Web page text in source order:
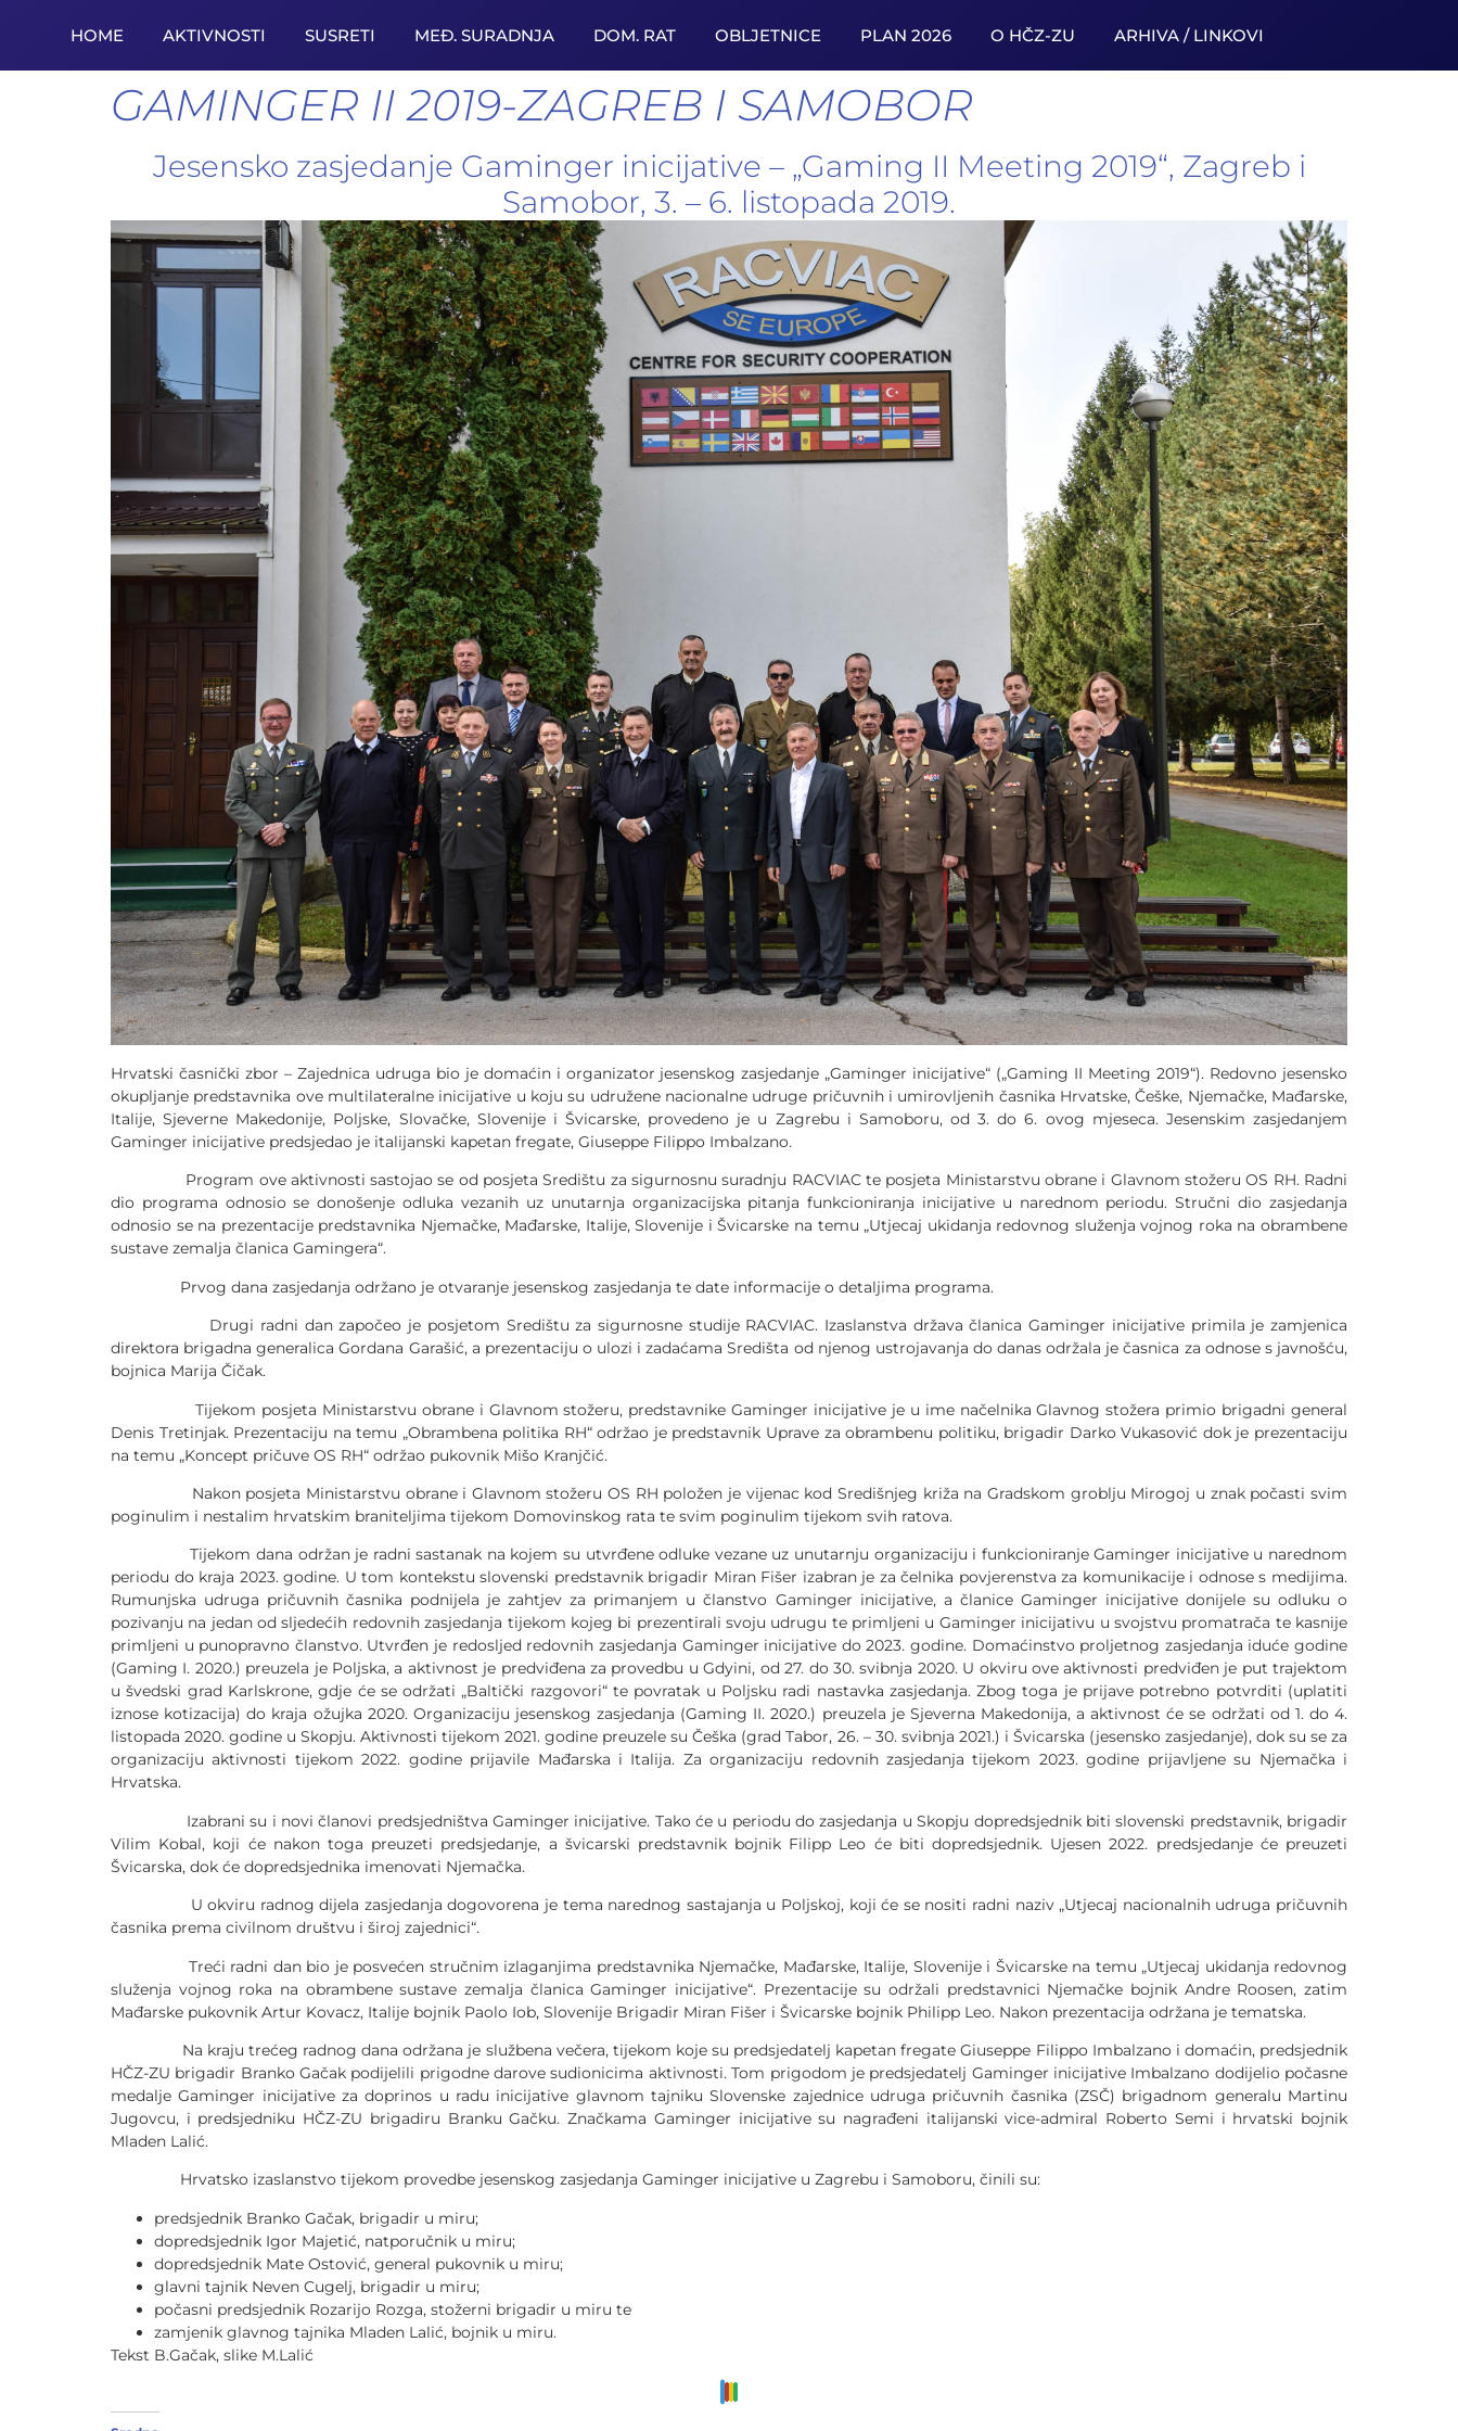
HOME AKTIVNOSTI SUSRETI MEĐ. SURADNJA DOM. RAT OBLJETNICE PLAN 2026 O HČZ-ZU ARHIVA / LINKOVI
GAMINGER II 2019-ZAGREB I SAMOBOR
Jesensko zasjedanje Gaminger inicijative – „Gaming II Meeting 2019“, Zagreb i
Samobor, 3. – 6. listopada 2019.
Hrvatski časnički zbor – Zajednica udruga bio je domaćin i organizator jesenskog zasjedanje „Gaminger inicijative“ („Gaming II Meeting 2019“). Redovno jesensko
okupljanje predstavnika ove multilateralne inicijative u koju su udružene nacionalne udruge pričuvnih i umirovljenih časnika Hrvatske, Češke, Njemačke, Mađarske,
Italije, Sjeverne Makedonije, Poljske, Slovačke, Slovenije i Švicarske, provedeno je u Zagrebu i Samoboru, od 3. do 6. ovog mjeseca. Jesenskim zasjedanjem
Gaminger inicijative predsjedao je italijanski kapetan fregate, Giuseppe Filippo Imbalzano.
Program ove aktivnosti sastojao se od posjeta Središtu za sigurnosnu suradnju RACVIAC te posjeta Ministarstvu obrane i Glavnom stožeru OS RH. Radni
dio programa odnosio se donošenje odluka vezanih uz unutarnja organizacijska pitanja funkcioniranja inicijative u narednom periodu. Stručni dio zasjedanja
odnosio se na prezentacije predstavnika Njemačke, Mađarske, Italije, Slovenije i Švicarske na temu „Utjecaj ukidanja redovnog služenja vojnog roka na obrambene
sustave zemalja članica Gamingera“.
Prvog dana zasjedanja održano je otvaranje jesenskog zasjedanja te date informacije o detaljima programa.
Drugi radni dan započeo je posjetom Središtu za sigurnosne studije RACVIAC. Izaslanstva država članica Gaminger inicijative primila je zamjenica
direktora brigadna generalica Gordana Garašić, a prezentaciju o ulozi i zadaćama Središta od njenog ustrojavanja do danas održala je časnica za odnose s javnošću,
bojnica Marija Čičak.
Tijekom posjeta Ministarstvu obrane i Glavnom stožeru, predstavnike Gaminger inicijative je u ime načelnika Glavnog stožera primio brigadni general
Denis Tretinjak. Prezentaciju na temu „Obrambena politika RH“ održao je predstavnik Uprave za obrambenu politiku, brigadir Darko Vukasović dok je prezentaciju
na temu „Koncept pričuve OS RH“ održao pukovnik Mišo Kranjčić.
Nakon posjeta Ministarstvu obrane i Glavnom stožeru OS RH položen je vijenac kod Središnjeg križa na Gradskom groblju Mirogoj u znak počasti svim
poginulim i nestalim hrvatskim braniteljima tijekom Domovinskog rata te svim poginulim tijekom svih ratova.
Tijekom dana održan je radni sastanak na kojem su utvrđene odluke vezane uz unutarnju organizaciju i funkcioniranje Gaminger inicijative u narednom
periodu do kraja 2023. godine. U tom kontekstu slovenski predstavnik brigadir Miran Fišer izabran je za čelnika povjerenstva za komunikacije i odnose s medijima.
Rumunjska udruga pričuvnih časnika podnijela je zahtjev za primanjem u članstvo Gaminger inicijative, a članice Gaminger inicijative donijele su odluku o
pozivanju na jedan od sljedećih redovnih zasjedanja tijekom kojeg bi prezentirali svoju udrugu te primljeni u Gaminger inicijativu u svojstvu promatrača te kasnije
primljeni u punopravno članstvo. Utvrđen je redosljed redovnih zasjedanja Gaminger inicijative do 2023. godine. Domaćinstvo proljetnog zasjedanja iduće godine
(Gaming I. 2020.) preuzela je Poljska, a aktivnost je predviđena za provedbu u Gdyini, od 27. do 30. svibnja 2020. U okviru ove aktivnosti predviđen je put trajektom
u švedski grad Karlskrone, gdje će se održati „Baltički razgovori“ te povratak u Poljsku radi nastavka zasjedanja. Zbog toga je prijave potrebno potvrditi (uplatiti
iznose kotizacija) do kraja ožujka 2020. Organizaciju jesenskog zasjedanja (Gaming II. 2020.) preuzela je Sjeverna Makedonija, a aktivnost će se održati od 1. do 4.
listopada 2020. godine u Skopju. Aktivnosti tijekom 2021. godine preuzele su Češka (grad Tabor, 26. – 30. svibnja 2021.) i Švicarska (jesensko zasjedanje), dok su se za
organizaciju aktivnosti tijekom 2022. godine prijavile Mađarska i Italija. Za organizaciju redovnih zasjedanja tijekom 2023. godine prijavljene su Njemačka i
Hrvatska.
Izabrani su i novi članovi predsjedništva Gaminger inicijative. Tako će u periodu do zasjedanja u Skopju dopredsjednik biti slovenski predstavnik, brigadir
Vilim Kobal, koji će nakon toga preuzeti predsjedanje, a švicarski predstavnik bojnik Filipp Leo će biti dopredsjednik. Ujesen 2022. predsjedanje će preuzeti
Švicarska, dok će dopredsjednika imenovati Njemačka.
U okviru radnog dijela zasjedanja dogovorena je tema narednog sastajanja u Poljskoj, koji će se nositi radni naziv „Utjecaj nacionalnih udruga pričuvnih
časnika prema civilnom društvu i široj zajednici“.
Treći radni dan bio je posvećen stručnim izlaganjima predstavnika Njemačke, Mađarske, Italije, Slovenije i Švicarske na temu „Utjecaj ukidanja redovnog
služenja vojnog roka na obrambene sustave zemalja članica Gaminger inicijative“. Prezentacije su održali predstavnici Njemačke bojnik Andre Roosen, zatim
Mađarske pukovnik Artur Kovacz, Italije bojnik Paolo Iob, Slovenije Brigadir Miran Fišer i Švicarske bojnik Philipp Leo. Nakon prezentacija održana je tematska.
Na kraju trećeg radnog dana održana je službena večera, tijekom koje su predsjedatelj kapetan fregate Giuseppe Filippo Imbalzano i domaćin, predsjednik
HČZ-ZU brigadir Branko Gačak podijelili prigodne darove sudionicima aktivnosti. Tom prigodom je predsjedatelj Gaminger inicijative Imbalzano dodijelio počasne
medalje Gaminger inicijative za doprinos u radu inicijative glavnom tajniku Slovenske zajednice udruga pričuvnih časnika (ZSČ) brigadnom generalu Martinu
Jugovcu, i predsjedniku HČZ-ZU brigadiru Branku Gačku. Značkama Gaminger inicijative su nagrađeni italijanski vice-admiral Roberto Semi i hrvatski bojnik
Mladen Lalić.
Hrvatsko izaslanstvo tijekom provedbe jesenskog zasjedanja Gaminger inicijative u Zagrebu i Samoboru, činili su:
predsjednik Branko Gačak, brigadir u miru;
dopredsjednik Igor Majetić, natporučnik u miru;
dopredsjednik Mate Ostović, general pukovnik u miru;
glavni tajnik Neven Cugelj, brigadir u miru;
počasni predsjednik Rozarijo Rozga, stožerni brigadir u miru te
zamjenik glavnog tajnika Mladen Lalić, bojnik u miru.
Tekst B.Gačak, slike M.Lalić